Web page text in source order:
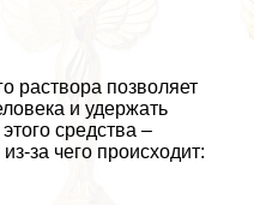
раствора позволяет
и удержать
средства –
за чего происходит: